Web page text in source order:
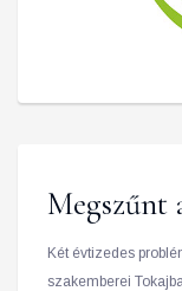
Megszűnt
Két évtizedes
szakemberei